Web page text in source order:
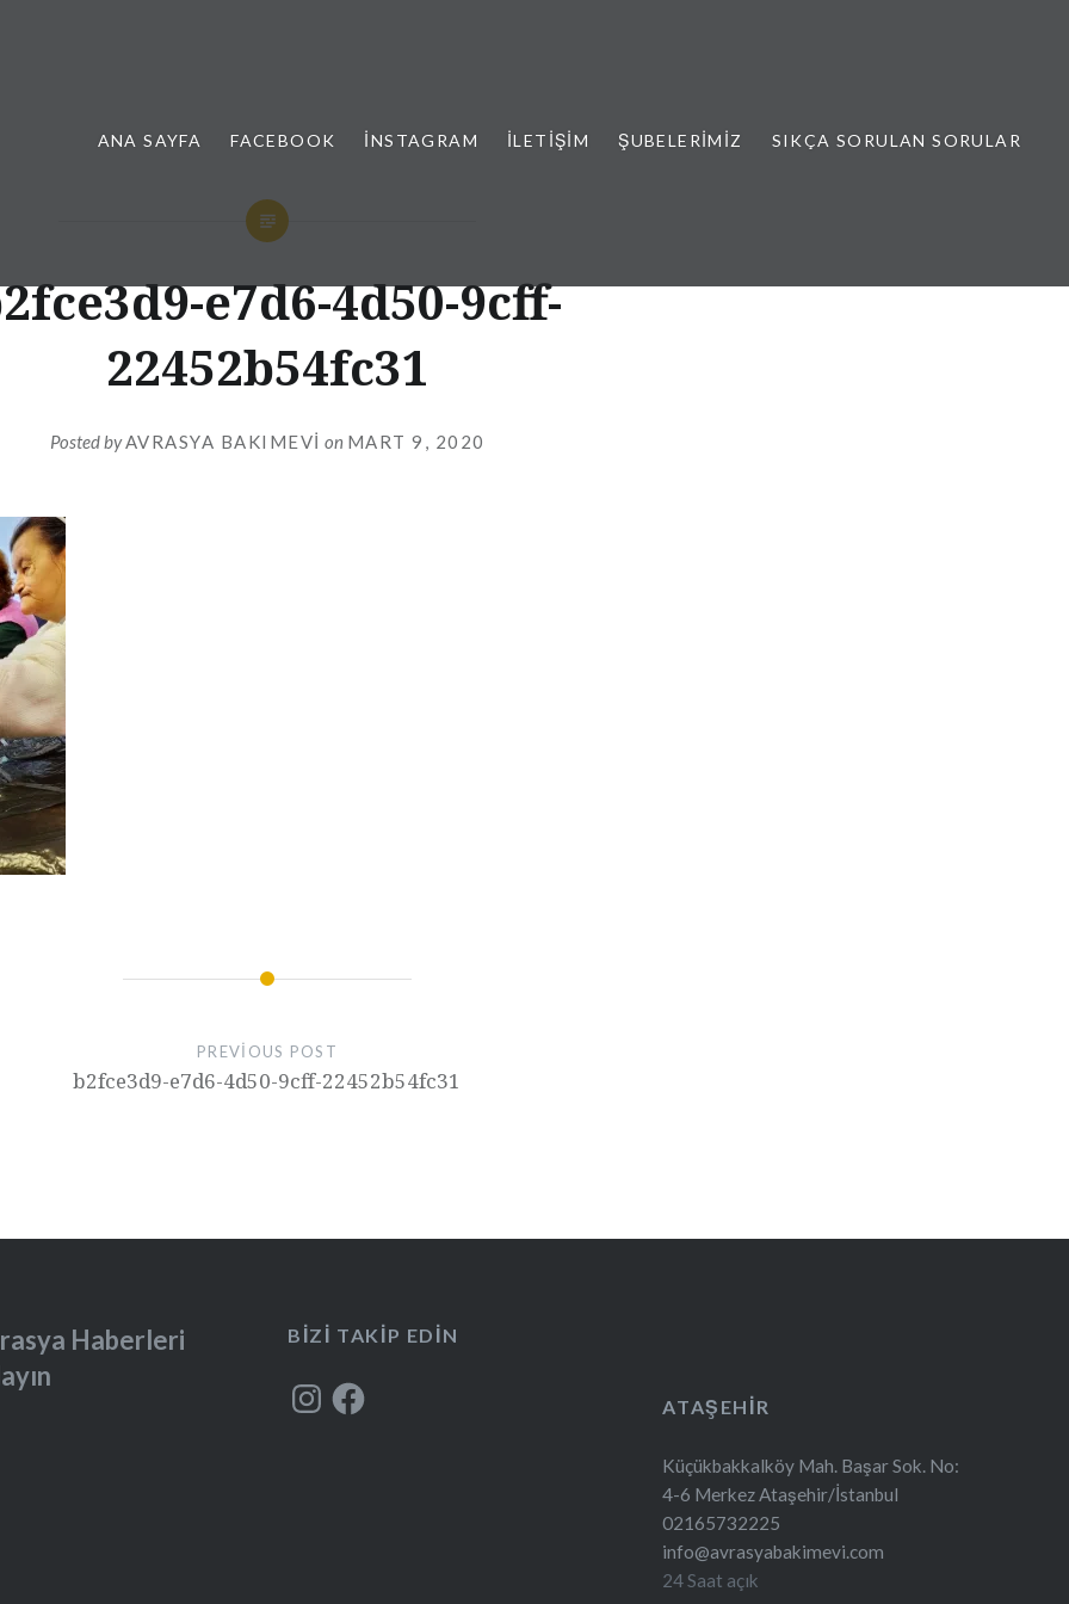
ANA SAYFA FACEBOOK İNSTAGRAM İLETIŞIM ŞUBELERIMIZ SIKÇA SORULAN SORULAR
e7d6-4d50-9cff-
22452b54fc31
Posted byAVRASYA BAKIMEVI on MART 9, 2020
PREVIOUS POST
b2fce3d9-e7d6-4d50-9cff-22452b54fc31
Haberleri
BIZI TAKIP EDIN
InstagramFacebook
ATAŞEHIR
Küçükbakkalköy Mah. Başar Sok. No:
4-6 Merkez Ataşehir/İstanbul
02165732225
info@avrasyabakimevi.com
24 Saat açık